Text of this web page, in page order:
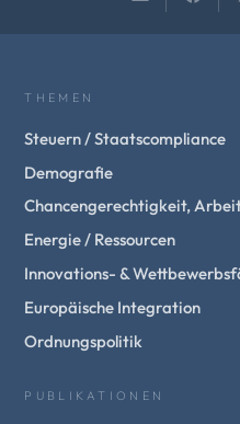
THEMEN
Steuern / Staatscompliance
Demografie
Chancengerechtigkeit,
Energie / Ressourcen
Innovations- &
Europäische Integration
Ordnungspolitik
PUBLIKATIONEN